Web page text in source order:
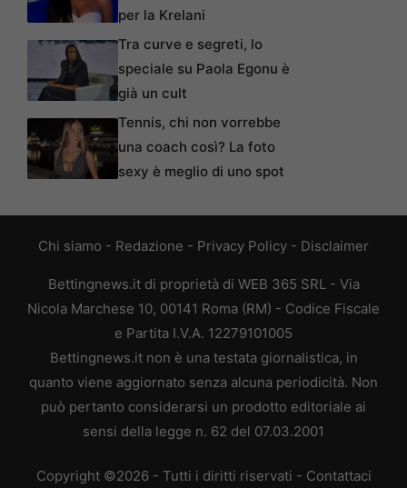
per la Krelani
Tra curve e segreti, lo
speciale su Paola Egonu è
già un cult
Tennis, chi non vorrebbe
una coach così? La foto
sexy è meglio di uno spot
Chi siamo - Redazione - Privacy Policy - Disclaimer
Bettingnews.it di proprietà di WEB 365 SRL - Via
Nicola Marchese 10, 00141 Roma (RM) - Codice Fiscale
e Partita I.V.A. 12279101005
Bettingnews.it non è una testata giornalistica, in
quanto viene aggiornato senza alcuna periodicità. Non
può pertanto considerarsi un prodotto editoriale ai
sensi della legge n. 62 del 07.03.2001
Copyright ©2026 - Tutti i diritti riservati - Contattaci